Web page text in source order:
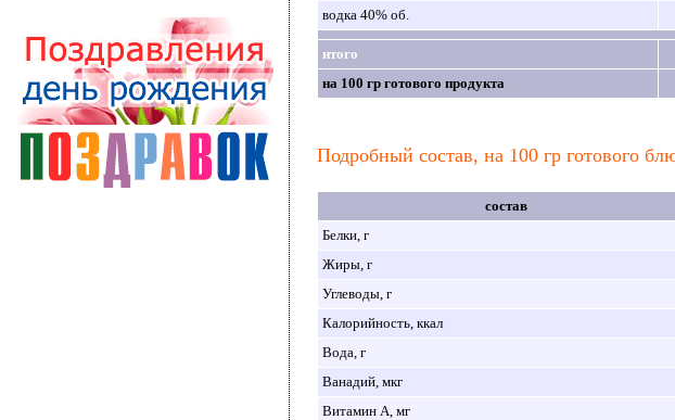
водка 40% об.
итого
на 100 гр готового продукта
Подробный состав, на 100 гр готового
состав
Белки, г
Жиры, г
Углеводы, г
Калорийность, ккал
Вода, г
Ванадий, мкг
Витамин A, мг